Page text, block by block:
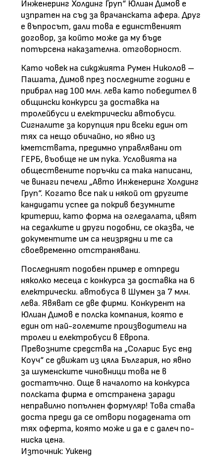
Инженеринг Холдинг Груп“ Юлиан Димов е
изпратен на съд за врачанската афера. Друг
е въпросът, дали това е единственият
договор, за който може да му бъде
потърсена наказателна. отговорност.
Като човек на сикджията Румен Николов –
Пашата, Димов през последните години е
прибрал над 100 млн. лева като победител в
общински конкурси за доставка на
тролейбуси и електрически автобуси.
Сигналите за корупция при всеки един от
тях са нещо обичайно, но явно из
кметствата, предимно управлявани от
ГЕРБ, въобще не им пука. Условията на
обществените поръчки са така написани,
че винаги печели „Авто Инженеринг Холдинг
Груп“. Когато все пак и някой от другите
кандидати успее да покрив безумните
критерии, като форма на огледалата, цвят
на седалките и други подобни, се оказва, че
документите им са неизрядни и те са
своевременно отстранявани.
Последният подобен пример е отпреди
няколко месеца с конкурса за доставка на 6
електрически. автобуса в Шумен за 7 млн.
лева. Явяват се две фирми. Конкурент на
Юлиан Димов е полска компания, която е
един от най-големите производители на
тролеи и електробуси в Европа.
Превозните средства на „Соларис Бус енд
Коуч“ се движат из цяла България, но явно
за шуменските чиновници това не в
достатъчно. Още в началото на конкурса
полската фирма е отстранена заради
неправилно попълнен формуляр! Това става
доста преди да се отвори подадената от
тях оферта, която може и да е с далеч по-
ниска цена.
Източник: Уикенд